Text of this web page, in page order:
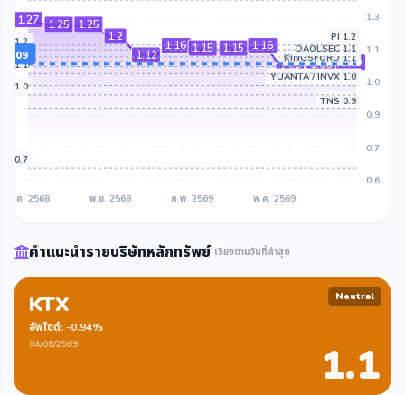
1.3
1.1
1.0
0.9
0.7
0.6
1.27 1.25 1.25
1.2
1.12
1.16 1.15 1.15 1.16
1.05
1.08 1.09
ส.ค. 2568 พ.ย. 2568 ก.พ. 2569 พ.ค. 2569
0.7
TNS 0.9
KS 1.0
YUANTA / INVX 1.0
1.1
KINGSFORD 1.1
1.1 DAOLSEC 1.1
1.2 PI 1.2
1.09
คำแนะนำรายบริษัทหลักทรัพย์ เรียงตามวันที่ล่าสุด
Neutral
KTX
อัพไซด์: -0.94%
04/08/2569 1.1